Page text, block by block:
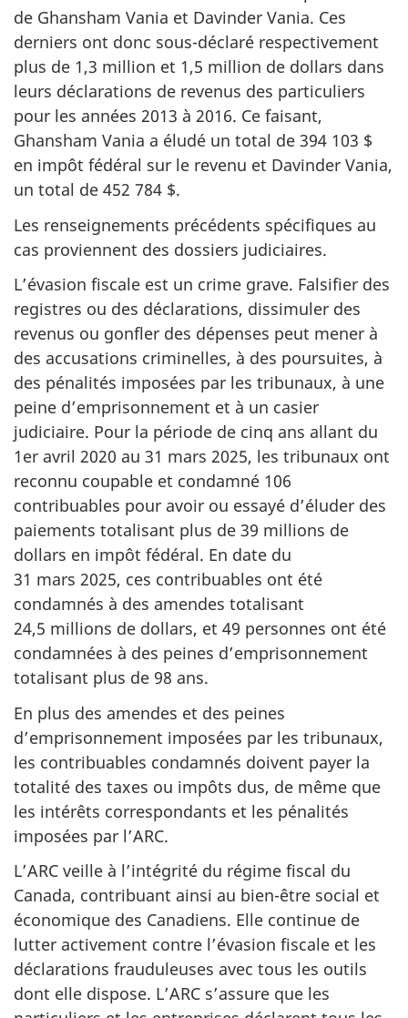
de Ghansham Vania et Davinder Vania. Ces
derniers ont donc sous-déclaré respectivement
plus de 1,3 million et 1,5 million de dollars dans
leurs déclarations de revenus des particuliers
pour les années 2013 à 2016. Ce faisant,
Ghansham Vania a éludé un total de 394 103 $
en impôt fédéral sur le revenu et Davinder Vania,
un total de 452 784 $.
Les renseignements précédents spécifiques au
cas proviennent des dossiers judiciaires.
L’évasion fiscale est un crime grave. Falsifier des
registres ou des déclarations, dissimuler des
revenus ou gonfler des dépenses peut mener à
des accusations criminelles, à des poursuites, à
des pénalités imposées par les tribunaux, à une
peine d’emprisonnement et à un casier
judiciaire. Pour la période de cinq ans allant du
1er avril 2020 au 31 mars 2025, les tribunaux ont
reconnu coupable et condamné 106
contribuables pour avoir ou essayé d’éluder des
paiements totalisant plus de 39 millions de
dollars en impôt fédéral. En date du
31 mars 2025, ces contribuables ont été
condamnés à des amendes totalisant
24,5 millions de dollars, et 49 personnes ont été
condamnées à des peines d’emprisonnement
totalisant plus de 98 ans.
En plus des amendes et des peines
d’emprisonnement imposées par les tribunaux,
les contribuables condamnés doivent payer la
totalité des taxes ou impôts dus, de même que
les intérêts correspondants et les pénalités
imposées par l’ARC.
L’ARC veille à l’intégrité du régime fiscal du
Canada, contribuant ainsi au bien-être social et
économique des Canadiens. Elle continue de
lutter activement contre l’évasion fiscale et les
déclarations frauduleuses avec tous les outils
dont elle dispose. L’ARC s’assure que les